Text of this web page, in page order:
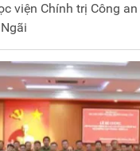
viện Chính trị Công